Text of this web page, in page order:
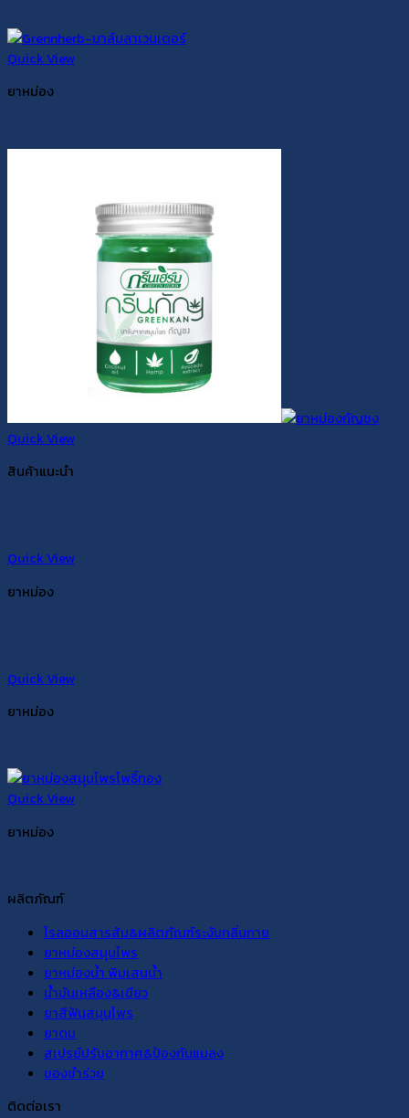
Quick View
ยาหม่อง
Quick View
สินค้าแนะนำ
Quick View
ยาหม่อง
Quick View
ยาหม่อง
Quick View
ยาหม่อง
ผลิตภัณฑ์
โรลออนสารส้ม&ผลิตภัณฑ์ระงับกลิ่นกาย
ยาหม่องสมุนไพร
ยาหม่องน้ำ พิมเสนน้ำ
น้ำมันเหลือง&เขียว
ยาสีฟันสมุนไพร
ยาดม
สเปรย์ปรับอากาศ&ป้องกันแมลง
ของชำร่วย
ติดต่อเรา